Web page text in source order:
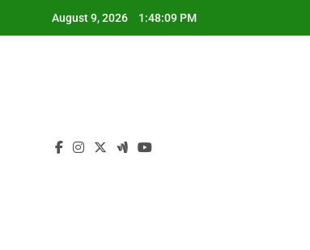
August 9, 2026 1:48:10 PM